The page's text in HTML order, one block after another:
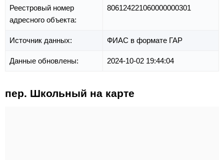
Реестровый номер
адресного объекта:
806124221060000000301
Источник данных: ФИАС в формате ГАР
Данные обновлены: 2024-10-02 19:44:04
пер. Школьный на карте